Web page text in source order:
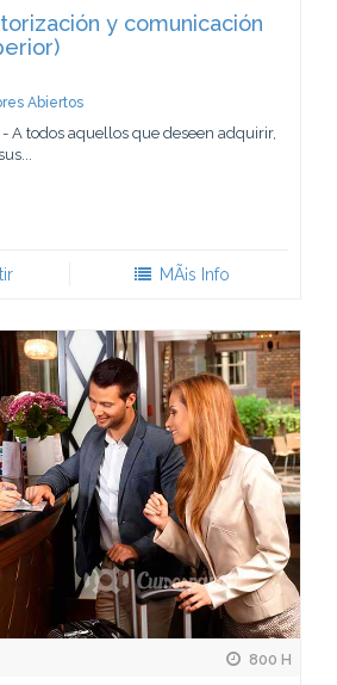
y comunicación
Abiertos
A todos aquellos que deseen adquirir,
MÃ¡s Info
800 H